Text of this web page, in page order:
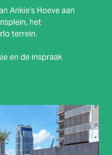
Ankie’s Hoeve aan
het
terrein.
en de inspraak